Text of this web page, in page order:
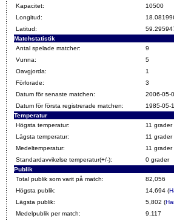
Kapacitet:
10500
Longitud:
Latitud:
Matchstatistik
Antal spelade matcher:
9
Vunna:
5
Oavgjorda:
1
Förlorade:
3
Datum för senaste matchen:
2006-05-
Datum för första registrerade matchen:
1985-05-
Temperatur
Högsta temperatur:
11 grader
Lägsta temperatur:
11 grader
Medeltemperatur:
11 grader
Standardavvikelse temperatur(+/-):
0 grader
Publik
Total publik som varit på match:
82,056
Högsta publik:
14,694 (
Lägsta publik:
5,802 (
Medelpublik per match:
9,117